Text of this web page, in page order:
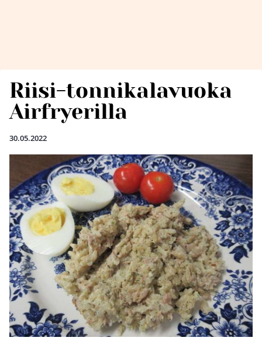
Riisi-tonnikalavuoka
Airfryerilla
30.05.2022